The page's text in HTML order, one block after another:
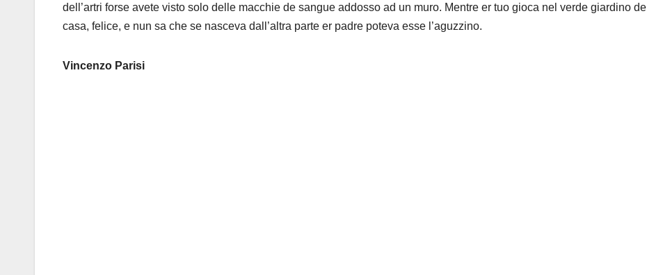
dell’artri forse avete visto solo delle macchie de sangue addosso ad un muro. Mentre er tuo gioca nel verde giardino de
casa, felice, e nun sa che se nasceva dall’altra parte er padre poteva esse l’aguzzino.
Vincenzo Parisi